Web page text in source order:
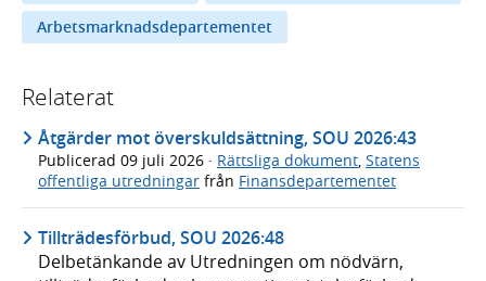
Arbetsmarknadsdepartementet
Relaterat
Åtgärder mot överskuldsättning, SOU 2026:43
Publicerad 09 juli 2026 · Rättsliga dokument, Statens
offentliga utredningar från Finansdepartementet
Tillträdesförbud, SOU 2026:48
Delbetänkande av Utredningen om nödvärn,